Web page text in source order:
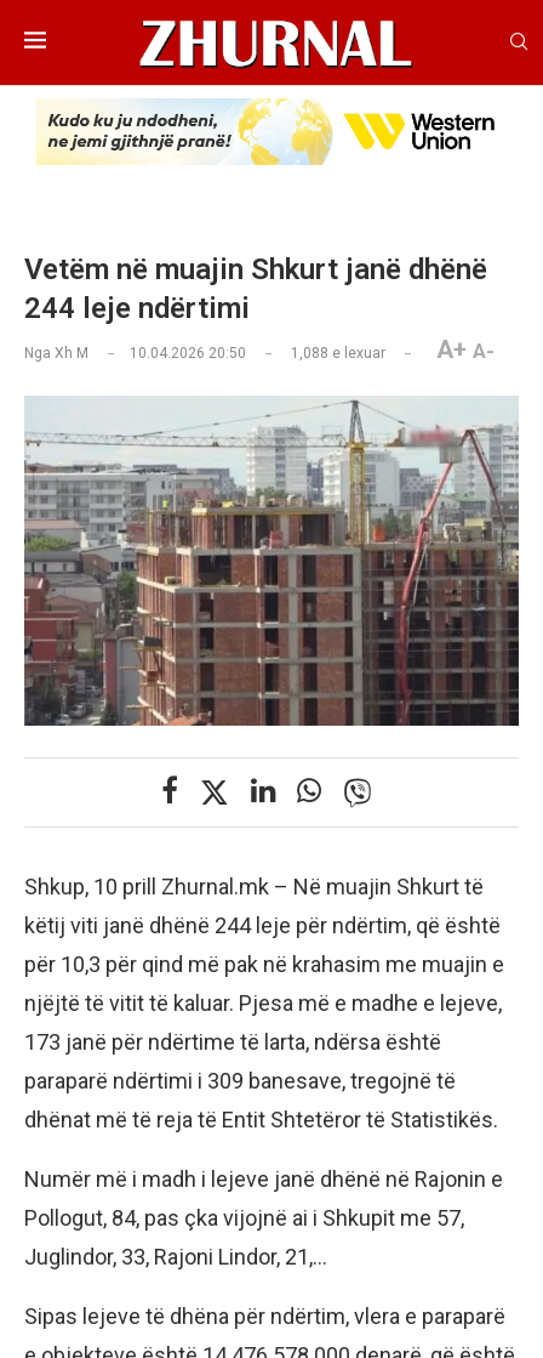
Vetëm në muajin Shkurt janë dhënë
244 leje ndërtimi
Nga Xh M 10.04.2026 20:50 1,088 e lexuar A+ A-
Shkup, 10 prill Zhurnal.mk – Në muajin Shkurt të
këtij viti janë dhënë 244 leje për ndërtim, që është
për 10,3 për qind më pak në krahasim me muajin e
njëjtë të vitit të kaluar. Pjesa më e madhe e lejeve,
173 janë për ndërtime të larta, ndërsa është
paraparë ndërtimi i 309 banesave, tregojnë të
dhënat më të reja të Entit Shtetëror të Statistikës.
Numër më i madh i lejeve janë dhënë në Rajonin e
Pollogut, 84, pas çka vijojnë ai i Shkupit me 57,
Juglindor, 33, Rajoni Lindor, 21,…
Sipas lejeve të dhëna për ndërtim, vlera e paraparë